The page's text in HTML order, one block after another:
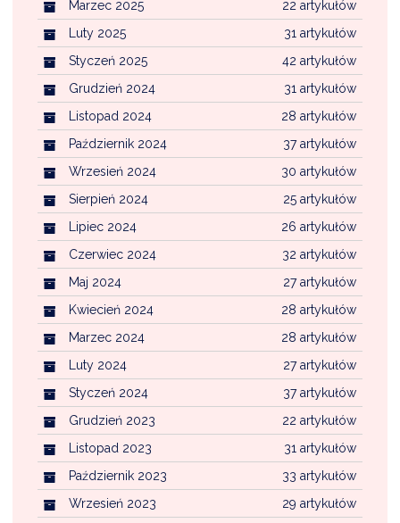
22 artykułów
Marzec 2025
31 artykułów
Luty 2025
42 artykułów
Styczeń 2025
31 artykułów
Grudzień 2024
28 artykułów
Listopad 2024
37 artykułów
Październik 2024
30 artykułów
Wrzesień 2024
25 artykułów
Sierpień 2024
26 artykułów
Lipiec 2024
32 artykułów
Czerwiec 2024
27 artykułów
Maj 2024
28 artykułów
Kwiecień 2024
28 artykułów
Marzec 2024
27 artykułów
Luty 2024
37 artykułów
Styczeń 2024
22 artykułów
Grudzień 2023
31 artykułów
Listopad 2023
33 artykułów
Październik 2023
29 artykułów
Wrzesień 2023